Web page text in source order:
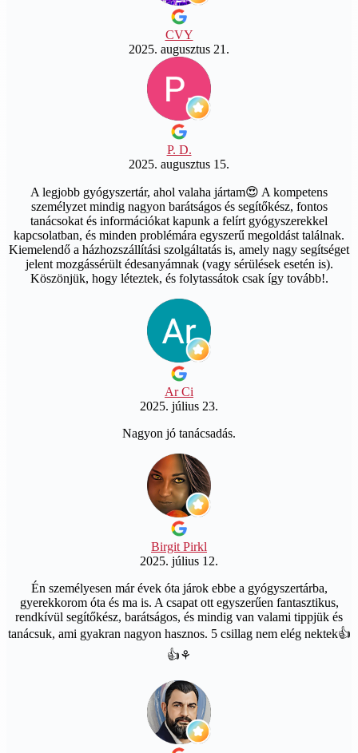
CVY
2025. augusztus 21.
P. D.
2025. augusztus 15.
A legjobb gyógyszertár, ahol valaha jártam😍 A kompetens
személyzet mindig nagyon barátságos és segítőkész, fontos
tanácsokat és információkat kapunk a felírt gyógyszerekkel
kapcsolatban, és minden problémára egyszerű megoldást találnak.
Kiemelendő a házhozszállítási szolgáltatás is, amely nagy segítséget
jelent mozgássérült édesanyámnak (vagy sérülések esetén is).
Köszönjük, hogy léteztek, és folytassátok csak így tovább!.
Ar Ci
2025. július 23.
Nagyon jó tanácsadás.
Birgit Pirkl
2025. július 12.
Én személyesen már évek óta járok ebbe a gyógyszertárba,
gyerekkorom óta és ma is. A csapat ott egyszerűen fantasztikus,
rendkívül segítőkész, barátságos, és mindig van valami tippjük és
tanácsuk, ami gyakran nagyon hasznos. 5 csillag nem elég nektek👍
👍⚘️